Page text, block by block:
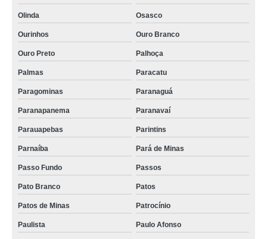
Olinda Osasco
Ourinhos Ouro Branco
Ouro Preto Palhoça
Palmas Paracatu
Paragominas Paranaguá
Paranapanema Paranavaí
Parauapebas Parintins
Parnaíba Pará de Minas
Passo Fundo Passos
Pato Branco Patos
Patos de Minas Patrocínio
Paulista Paulo Afonso